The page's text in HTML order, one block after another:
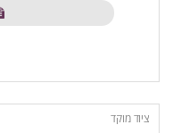
ציוד מוקד